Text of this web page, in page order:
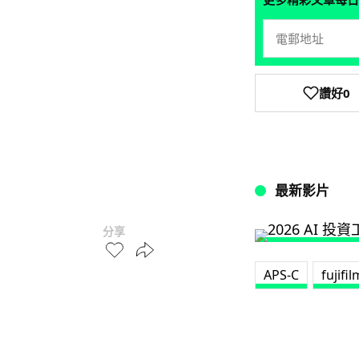
分享
讚好0
最新影片
APS-C